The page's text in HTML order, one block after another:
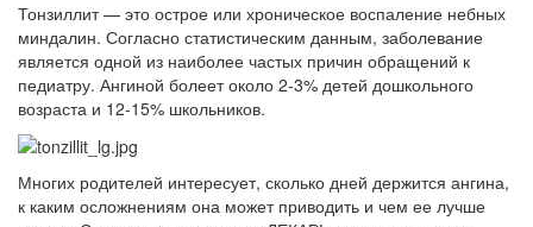
Тонзиллит — это острое или хроническое воспаление небных
миндалин. Согласно статистическим данным, заболевание
является одной из наиболее частых причин обращений к
педиатру. Ангиной болеет около 2-3% детей дошкольного
возраста и 12-15% школьников.
Многих родителей интересует, сколько дней держится ангина,
к каким осложнениям она может приводить и чем ее лучше